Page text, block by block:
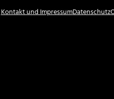
Kontakt und ImpressumDatenschutz